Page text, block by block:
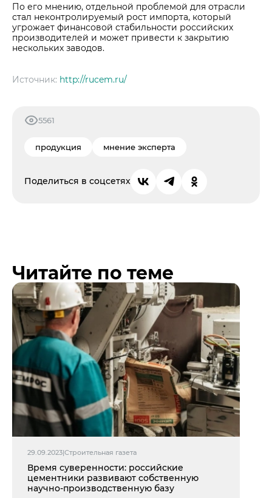
По его мнению, отдельной проблемой для отрасли
стал неконтролируемый рост импорта, который
угрожает финансовой стабильности российских
производителей и может привести к закрытию
нескольких заводов.
Источник: http://rucem.ru/
5561
продукция мнение эксперта
Поделиться в соцсетях
Читайте по теме
29.09.2023|Строительная газета
Время суверенности: российские
цементники развивают собственную
научно-производственную базу